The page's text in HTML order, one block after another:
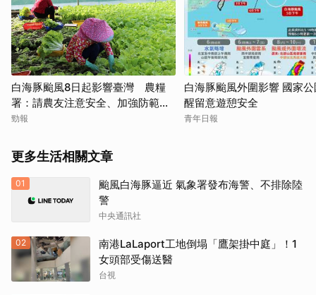
白海豚颱風8日起影響臺灣 農糧
署：請農友注意安全、加強防範措
施
勁報
白海豚颱風外圍影響 國家
醒留意遊憩安全
青年日報
更多生活相關文章
01
颱風白海豚逼近 氣象署發布海警、不排除陸
警
中央通訊社
02
南港LaLaport工地倒塌「鷹架掛中庭」！1
女頭部受傷送醫
台視